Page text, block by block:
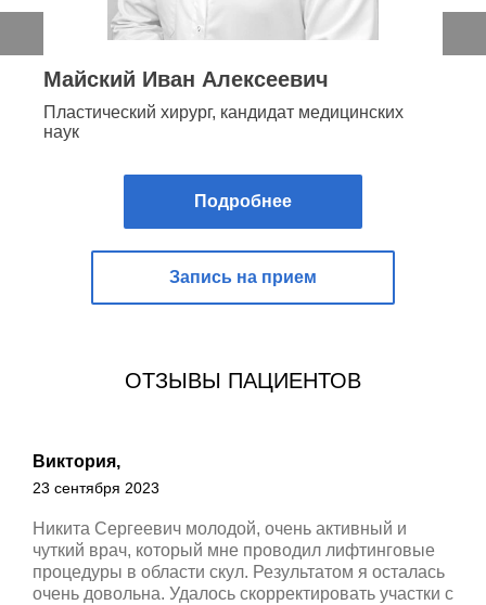
Майский Иван Алексеевич
Пластический хирург, кандидат медицинских
наук
Подробнее
Запись на прием
ОТЗЫВЫ ПАЦИЕНТОВ
Виктория,
23 сентября 2023
Никита Сергеевич молодой, очень активный и
чуткий врач, который мне проводил лифтинговые
процедуры в области скул. Результатом я осталась
очень довольна. Удалось скорректировать участки с